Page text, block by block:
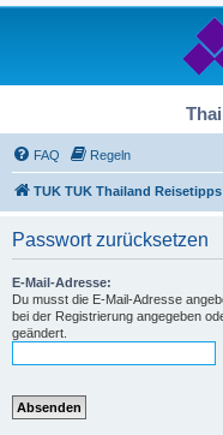
FAQ Regeln
TUK TUK Thailand Reisetipps
Passwort zurücksetzen
E-Mail-Adresse:
Du musst die E-Mail-Adresse
bei der Registrierung angegeben
geändert.